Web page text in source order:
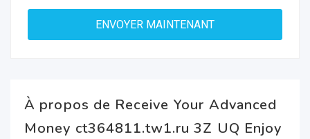
À propos de Receive Your Advanced
Money ct364811.tw1.ru 3Z UQ Enjoy